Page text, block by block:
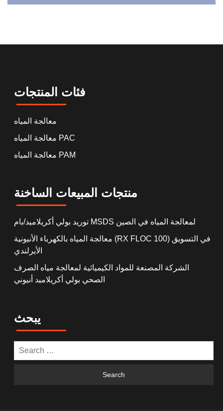
فئات المنتجات
معالجة المياه
معالجة المياه PAC
معالجة المياه PAM
منتجات المبيعات الساخنة
توريد بولي أكريلاميد/بام MSDS لمعالجة المياه في الصين
معالجة المياه بالكهرباء الأنيونية (RX FLOC 100) في التسويق
الأيرلندي
الشركة المصنعة للمواد الكيميائية لمعالجة مياه الصرف
الصحي بولي أكريلاميد أنيوني
يبحث